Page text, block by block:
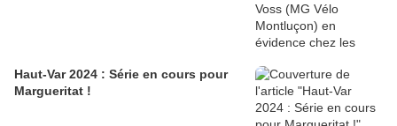
Haut-Var 2024 : Série en cours pour
Margueritat !